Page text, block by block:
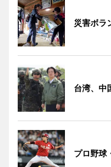
災害ボラ
台湾、中
プロ野球